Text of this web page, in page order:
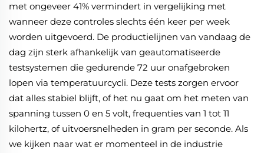
met ongeveer 41% vermindert in vergelijking met
wanneer deze controles slechts één keer per week
worden uitgevoerd. De productielijnen van vandaag de
dag zijn sterk afhankelijk van geautomatiseerde
testsystemen die gedurende 72 uur onafgebroken
lopen via temperatuurcycli. Deze tests zorgen ervoor
dat alles stabiel blijft, of het nu gaat om het meten van
spanning tussen 0 en 5 volt, frequenties van 1 tot 11
kilohertz, of uitvoersnelheden in gram per seconde. Als
we kijken naar wat er momenteel in de industrie